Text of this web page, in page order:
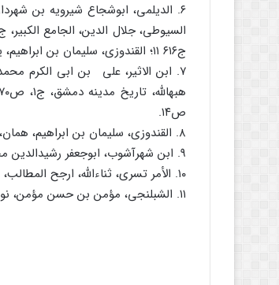
۶
ج۶۱۶ ۱۱؛ القندوزى، سلیمان بن ابراهیم، ینابیع المودّه، ص۶۲.
۷
ص۱۴.
۸. القندوزى، سلیمان بن ابراهیم، همان، ۸۳.
۹. ابن شهرآشوب، ابوجعفر رشیدالدین
۱۰. الأمر تسرى، ثناءاللَّه، ارجح المطالب،
۱۱. الشبلنجى، مؤمن بن حسن مؤمن، نور